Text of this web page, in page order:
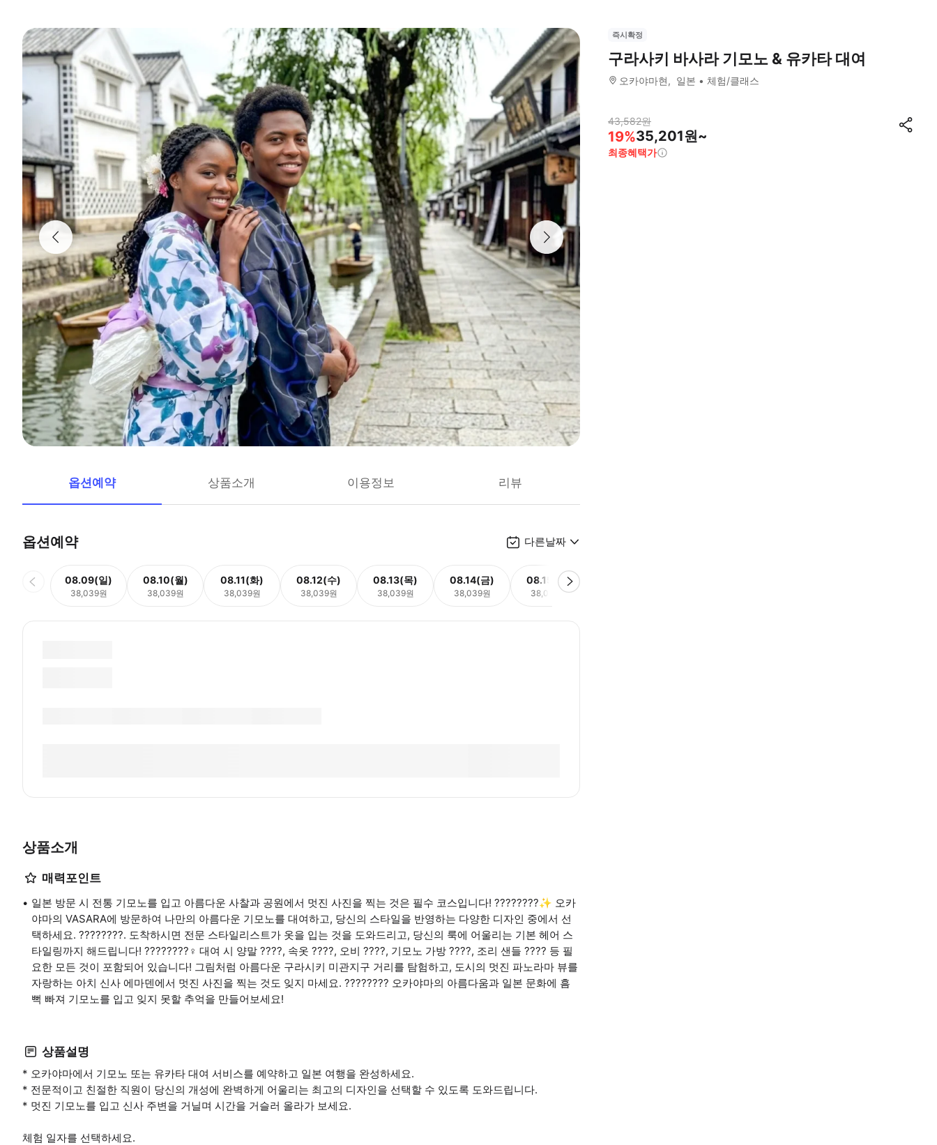
옵션예약 상품소개 이용정보 리뷰
옵션예약 다른날짜
08.09(일)
38,039원
08.10(월)
38,039원
08.11(화)
38,039원
08.12(수)
38,039원
08.13(목)
38,039원
08.14(금)
38,039원
08.15(토)
38,039원
상품소개
매력포인트
일본 방문 시 전통 기모노를 입고 아름다운 사찰과 공원에서 멋진 사진을 찍는 것은 필수 코스입니다! ????????✨ 오카
야마의 VASARA에 방문하여 나만의 아름다운 기모노를 대여하고, 당신의 스타일을 반영하는 다양한 디자인 중에서 선
택하세요. ????????. 도착하시면 전문 스타일리스트가 옷을 입는 것을 도와드리고, 당신의 룩에 어울리는 기본 헤어 스
타일링까지 해드립니다! ????????‍♀️ 대여 시 양말 ????, 속옷 ????, 오비 ????, 기모노 가방 ????, 조리 샌들 ???? 등 필
요한 모든 것이 포함되어 있습니다! 그림처럼 아름다운 구라시키 미관지구 거리를 탐험하고, 도시의 멋진 파노라마 뷰를
자랑하는 아치 신사 에마덴에서 멋진 사진을 찍는 것도 잊지 마세요. ???????? 오카야마의 아름다움과 일본 문화에 흠
뻑 빠져 기모노를 입고 잊지 못할 추억을 만들어보세요!
상품설명
* 오카야마에서 기모노 또는 유카타 대여 서비스를 예약하고 일본 여행을 완성하세요.
* 전문적이고 친절한 직원이 당신의 개성에 완벽하게 어울리는 최고의 디자인을 선택할 수 있도록 도와드립니다.
* 멋진 기모노를 입고 신사 주변을 거닐며 시간을 거슬러 올라가 보세요.
체험 일자를 선택하세요.
즉시확정
구라사키 바사라 기모노 & 유카타 대여
오카야마현 일본 체험/클래스
43,582원
19%35,201원~
최종혜택가